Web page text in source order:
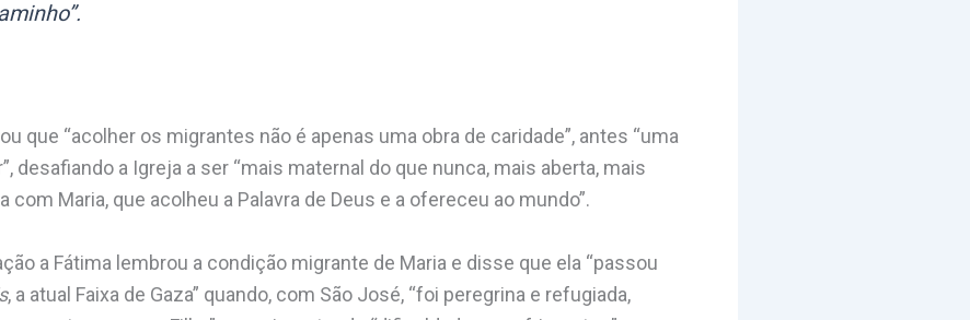
que “acolher os migrantes não é apenas uma obra de caridade”, antes “uma
desafiando a Igreja a ser “mais maternal do que nunca, mais aberta, mais
com Maria, que acolheu a Palavra de Deus e a ofereceu ao mundo”.
a Fátima lembrou a condição migrante de Maria e disse que ela “passou
, a atual Faixa de Gaza” quando, com São José, “foi peregrina e refugiada,